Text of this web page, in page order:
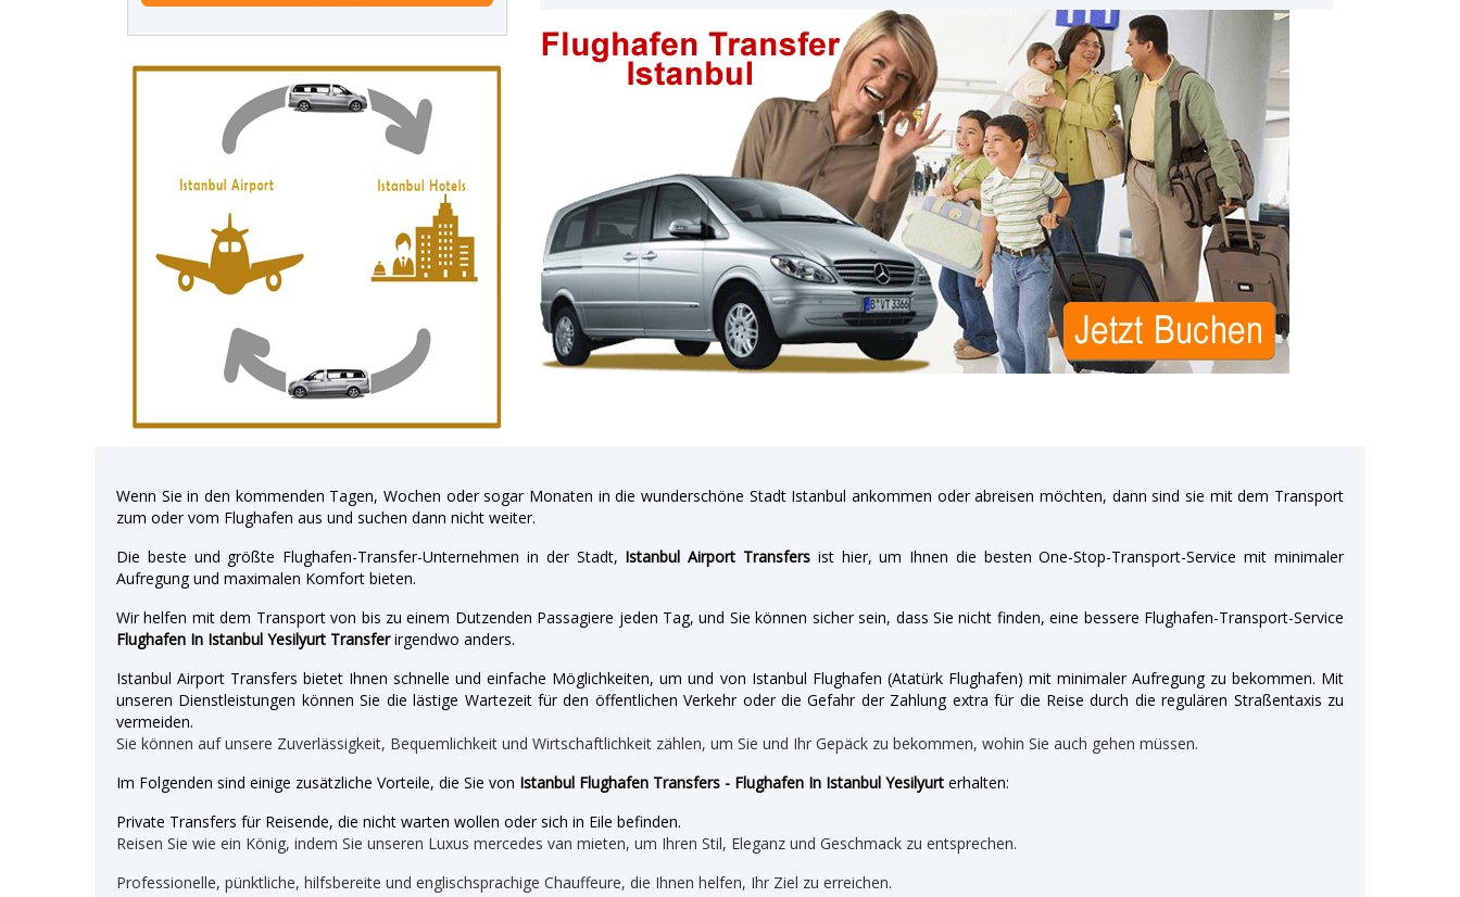
Wenn Sie in den kommenden Tagen, Wochen oder sogar Monaten in die wunderschöne Stadt Istanbul ankommen oder abreisen möchten, dann sind sie mit dem Transport
zum oder vom Flughafen aus und suchen dann nicht weiter.
Die beste und größte Flughafen-Transfer-Unternehmen in der Stadt, Istanbul Airport Transfersist hier, um Ihnen die besten One-Stop-Transport-Service mit minimaler
Aufregung und maximalen Komfort bieten.
Wir helfen mit dem Transport von bis zu einem Dutzenden Passagiere jeden Tag, und Sie können sicher sein, dass Sie nicht finden, eine bessere Flughafen-Transport-Service
Flughafen In Istanbul Yesilyurt Transferirgendwo anders.
Istanbul Airport Transfers bietet Ihnen schnelle und einfache Möglichkeiten, um und von Istanbul Flughafen (Atatürk Flughafen) mit minimaler Aufregung zu bekommen. Mit
unseren Dienstleistungen können Sie die lästige Wartezeit für den öffentlichen Verkehr oder die Gefahr der Zahlung extra für die Reise durch die regulären Straßentaxis zu
vermeiden.
Sie können auf unsere Zuverlässigkeit, Bequemlichkeit und Wirtschaftlichkeit zählen, um Sie und Ihr Gepäck zu bekommen, wohin Sie auch gehen müssen.
Im Folgenden sind einige zusätzliche Vorteile, die Sie von Istanbul Flughafen Transfers - Flughafen In Istanbul Yesilyurt erhalten:
Private Transfers für Reisende, die nicht warten wollen oder sich in Eile befinden.
Reisen Sie wie ein König, indem Sie unseren Luxus mercedes van mieten, um Ihren Stil, Eleganz und Geschmack zu entsprechen.
Professionelle, pünktliche, hilfsbereite und englischsprachige Chauffeure, die Ihnen helfen, Ihr Ziel zu erreichen.